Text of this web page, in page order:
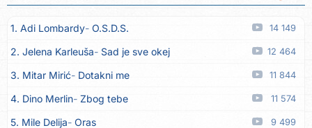
11. Lidija Bačić Neka se vino toči (Nazdravlje) 06.08
12. Karin Kuljanić Nisi zavridel 06.08
13. Tamara Brusić Nigdi ni lipo ko doma 06.08
14. Tamara Brusić Biž´mo ća 06.08
15. Rusko Richie Bila si, bila 06.08
1. Adi Lombardy O.S.D.S. 14 149
2. Jelena Karleuša Sad je sve okej 12 464
3. Mitar Mirić Dotakni me 11 844
4. Dino Merlin Zbog tebe 11 574
5. Mile Delija Oras 9 499